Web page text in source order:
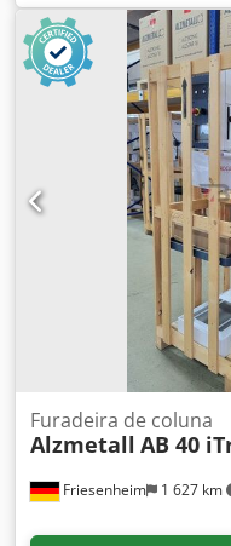
de aço M24 Elenco M30
mm Projeção utilizável
mm Mesa de máquina
distanciador 117/701
Avanço 0,1 + 0,2 mm/
Peso líquido aprox.
Motor 750/1500 rpm
fuso rpm 80-1125
reversão Dsdpsy S
- Dispositivo de corte
B Disponível
Friesenheim 1 627 km
Furadeira de coluna
Alzmetall AB 40